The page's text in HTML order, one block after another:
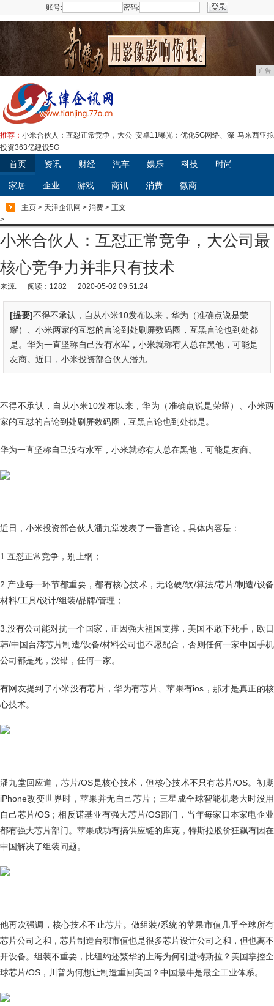
账号: 密码:
广告
推荐： 小米合伙人：互怼正常竞争，大公 安卓11曝光：优化5G网络、深 马来西亚拟
投资363亿建设5G
首页 资讯 财经 汽车 娱乐 科技 时尚
家居 企业 游戏 商讯 消费 微商
主页 > 天津企讯网 > 消费 > 正文
>
小米合伙人：互怼正常竞争，大公司最
核心竞争力并非只有技术
来源: 阅读：1282 2020-05-02 09:51:24
[提要]不得不承认，自从小米10发布以来，华为（准确点说是荣
耀）、小米两家的互怼的言论到处刷屏数码圈，互黑言论也到处都
是。华为一直坚称自己没有水军，小米就称有人总在黑他，可能是
友商。近日，小米投资部合伙人潘九...
不得不承认，自从小米10发布以来，华为（准确点说是荣耀）、小米两
家的互怼的言论到处刷屏数码圈，互黑言论也到处都是。
华为一直坚称自己没有水军，小米就称有人总在黑他，可能是友商。
近日，小米投资部合伙人潘九堂发表了一番言论，具体内容是：
1.互怼正常竞争，别上纲；
2.产业每一环节都重要，都有核心技术，无论硬/软/算法/芯片/制造/设备
材料/工具/设计/组装/品牌/管理；
3.没有公司能对抗一个国家，正因强大祖国支撑，美国不敢下死手，欧日
韩/中国台湾芯片制造/设备/材料公司也不愿配合，否则任何一家中国手机
公司都是死，没错，任何一家。 ​​​
有网友提到了小米没有芯片，华为有芯片、苹果有ios，那才是真正的核
心技术。
潘九堂回应道，芯片/OS是核心技术，但核心技术不只有芯片/OS。初期
iPhone改变世界时，苹果并无自己芯片；三星成全球智能机老大时没用
自己芯片/OS；相反诺基亚有强大芯片/OS部门，当年每家日本家电企业
都有强大芯片部门。苹果成功有搞供应链的库克，特斯拉股价狂飙有因在
中国解决了组装问题。
他再次强调，核心技术不止芯片。做组装/系统的苹果市值几乎全球所有
芯片公司之和，芯片制造台积市值也是很多芯片设计公司之和，但也离不
开设备。组装不重要，比纽约还繁华的上海为何引进特斯拉？美国掌控全
球芯片/OS，川普为何想让制造重回美国？中国最牛是最全工业体系。